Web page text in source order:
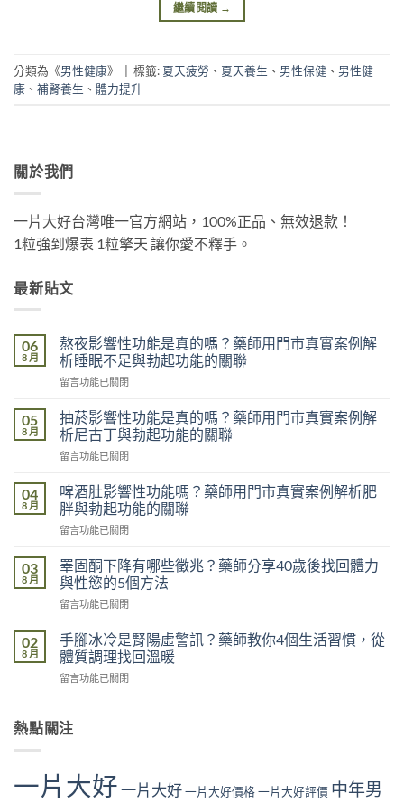
繼續閱讀 →
分類為《男性健康》 標籤: 夏天疲勞 、 夏天養生 、 男性保健 、 男性健
康 、 補腎養生 、 體力提升
關於我們
一片大好台灣唯一官方網站，100%正品、無效退款！
1粒強到爆表 1粒擎天 讓你愛不釋手。
最新貼文
06
8 月
熬夜影響性功能是真的嗎？藥師用門市真實案例解
析睡眠不足與勃起功能的關聯
在
夜
影
響
性
能
是
真
的
藥
師
門
真
實
案
析
睡
足
與
留言功能已關閉
05
8 月
抽菸影響性功能是真的嗎？藥師用門市真實案例解
析尼古丁與勃起功能的關聯
在
菸
影
響
性
能
是
真
的
藥
師
門
實
析
留言功能已關閉
04
8 月
啤酒肚影響性功能嗎？藥師用門市真實案例解析肥
胖與勃起功能的關聯
在
酒
肚
影
響
功
能
嗎？
藥
門
案
留言功能已關閉
03
8 月
睪固酮下降有哪些徵兆？藥師分享40歲後找回體力
與性慾的5個方法
在
固
酮
下
降
些
師
留言功能已關閉
02
8 月
手腳冰冷是腎陽虛警訊？藥師教你4個生活習慣，從
體質調理找回溫暖
在
冰
冷
陽
虛
留言功能已關閉
熱點關注
一片大好一片大好一片大好價格一片大好評價 中年男